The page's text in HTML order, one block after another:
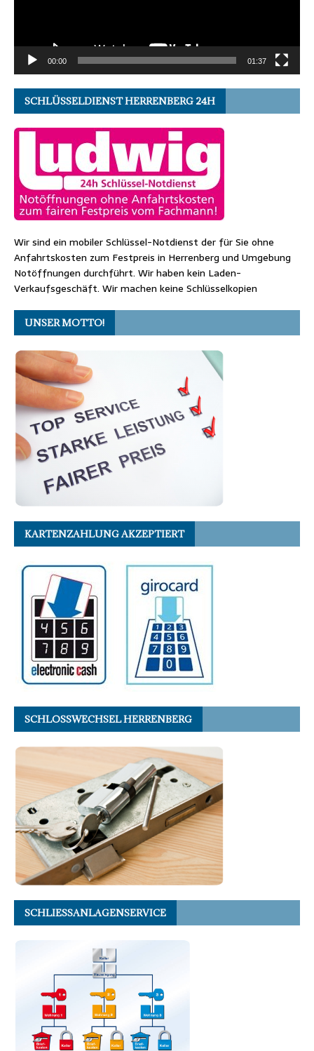
00:00 01:37
SCHLÜSSELDIENST HERRENBERG 24H
Wir sind ein mobiler Schlüssel-Notdienst der für Sie ohne
Anfahrtskosten zum Festpreis in Herrenberg und Umgebung
Notöffnungen durchführt. Wir haben kein Laden-
Verkaufsgeschäft. Wir machen keine Schlüsselkopien
UNSER MOTTO!
KARTENZAHLUNG AKZEPTIERT
SCHLOSSWECHSEL HERRENBERG
SCHLIESSANLAGENSERVICE